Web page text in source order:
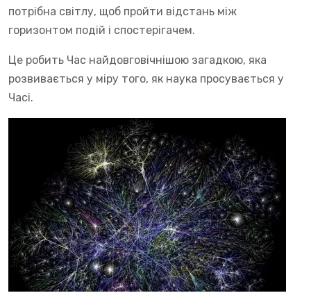
потрібна світлу, щоб пройти відстань між
горизонтом подій і спостерігачем.
Це робить Час найдовговічнішою загадкою, яка
розвивається у міру того, як наука просувається у
Часі.